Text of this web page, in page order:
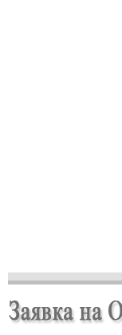
РОСГОССТРАХ в
авиакомпании
возмещение
РОСГОССТРАХ в